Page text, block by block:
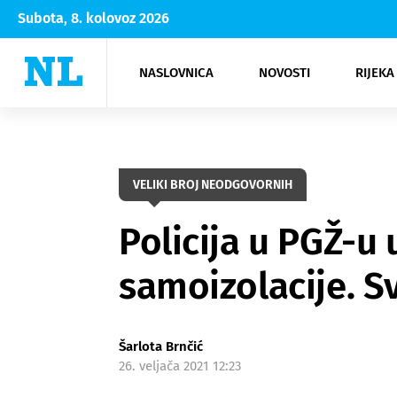
Subota, 8. kolovoz 2026
NASLOVNICA NOVOSTI
Rijeka Opatija
NK
Moda
Kultura
VELIKI BROJ NEODGOVORNIH
Policija u PGŽ-
samoizolacije.
Šarlota Brnčić
26. veljača 2021 12:23